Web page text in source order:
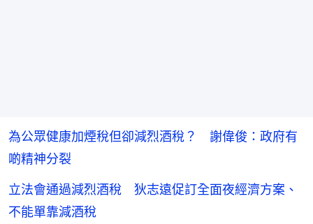
為公眾健康加煙稅但卻減烈酒稅？ 謝偉俊：政府有
啲精神分裂
立法會通過減烈酒稅 狄志遠促訂全面夜經濟方案、
不能單靠減酒稅